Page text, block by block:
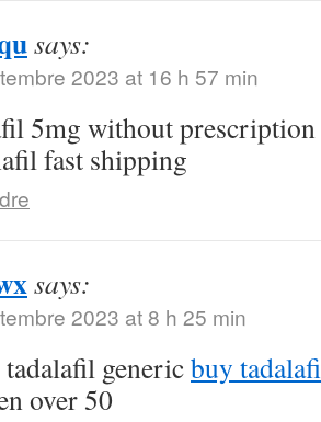
says:
2023 at 16 h 57 min
5mg without prescription
fast shipping
says:
2023 at 8 h 25 min
tadalafil genericbuy
over 50